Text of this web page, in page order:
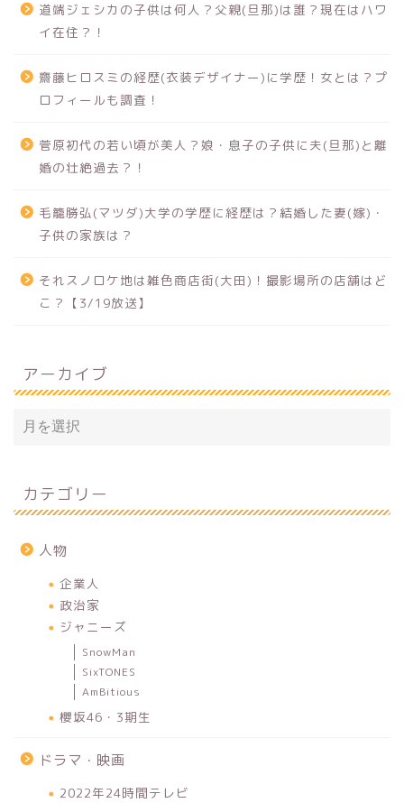
道端ジェシカの子供は何人？父親(旦那)は誰？現在はハワ
イ在住？！
齋藤ヒロスミの経歴(衣装デザイナー)に学歴！女とは？プ
ロフィールも調査！
菅原初代の若い頃が美人？娘・息子の子供に夫(旦那)と離
婚の壮絶過去？！
毛籠勝弘(マツダ)大学の学歴に経歴は？結婚した妻(嫁)・
子供の家族は？
それスノロケ地は雑色商店街(大田)！撮影場所の店舗はど
こ？【3/19放送】
アーカイブ
カテゴリー
人物
企業人
政治家
ジャニーズ
SnowMan
SixTONES
AmBitious
櫻坂46・3期生
ドラマ・映画
2022年24時間テレビ